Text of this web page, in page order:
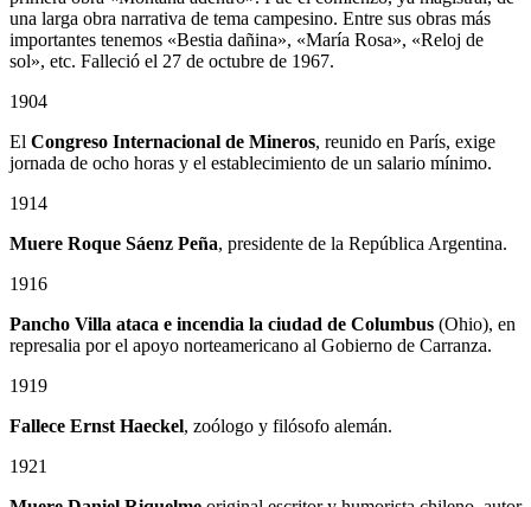
una larga obra narrativa de tema campesino. Entre sus obras más
importantes tenemos «Bestia dañina», «María Rosa», «Reloj de
sol», etc. Falleció el 27 de octubre de 1967.
1904
El Congreso Internacional de Mineros, reunido en París, exige
jornada de ocho horas y el establecimiento de un salario mínimo.
1914
Muere Roque Sáenz Peña, presidente de la República Argentina.
1916
Pancho Villa ataca e incendia la ciudad de Columbus (Ohio), en
represalia por el apoyo norteamericano al Gobierno de Carranza.
1919
Fallece Ernst Haeckel, zoólogo y filósofo alemán.
1921